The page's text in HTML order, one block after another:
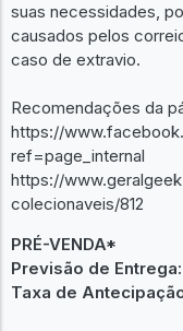
suas necessidades,
causados pelos
caso de extravio.
Recomendações da
https://
ref=page_internal
https://
colecionaveis/812
PRÉ-VENDA*
Previsão de Entrega:
Taxa de